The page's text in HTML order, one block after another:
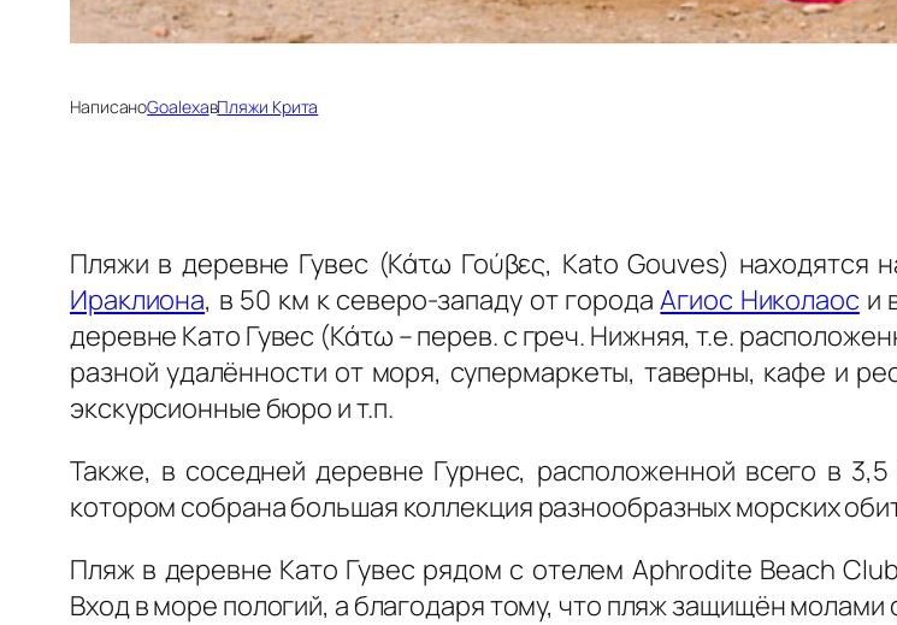
НаписаноGoalexaвПляжи Крита
Пляжи в деревне Гувес (Κάτω Γούβες, Kato Gouves) находятся
Ираклиона, в 50 км к северо-западу от городаАгиос Николаос и
деревне Като Гувес (Κάτω – перев. с греч. Нижняя, т.е.
разной удалённости от моря, супермаркеты, таверны, кафе и
экскурсионные бюро и т.п.
Также, в соседней деревне Гурнес, расположенной всего в
котором собрана большая коллекция разнообразных морских
Пляж в деревне Като Гувес рядом с отелем Aphrodite Beach
Вход в море пологий, а благодаря тому, что пляж защищён молами